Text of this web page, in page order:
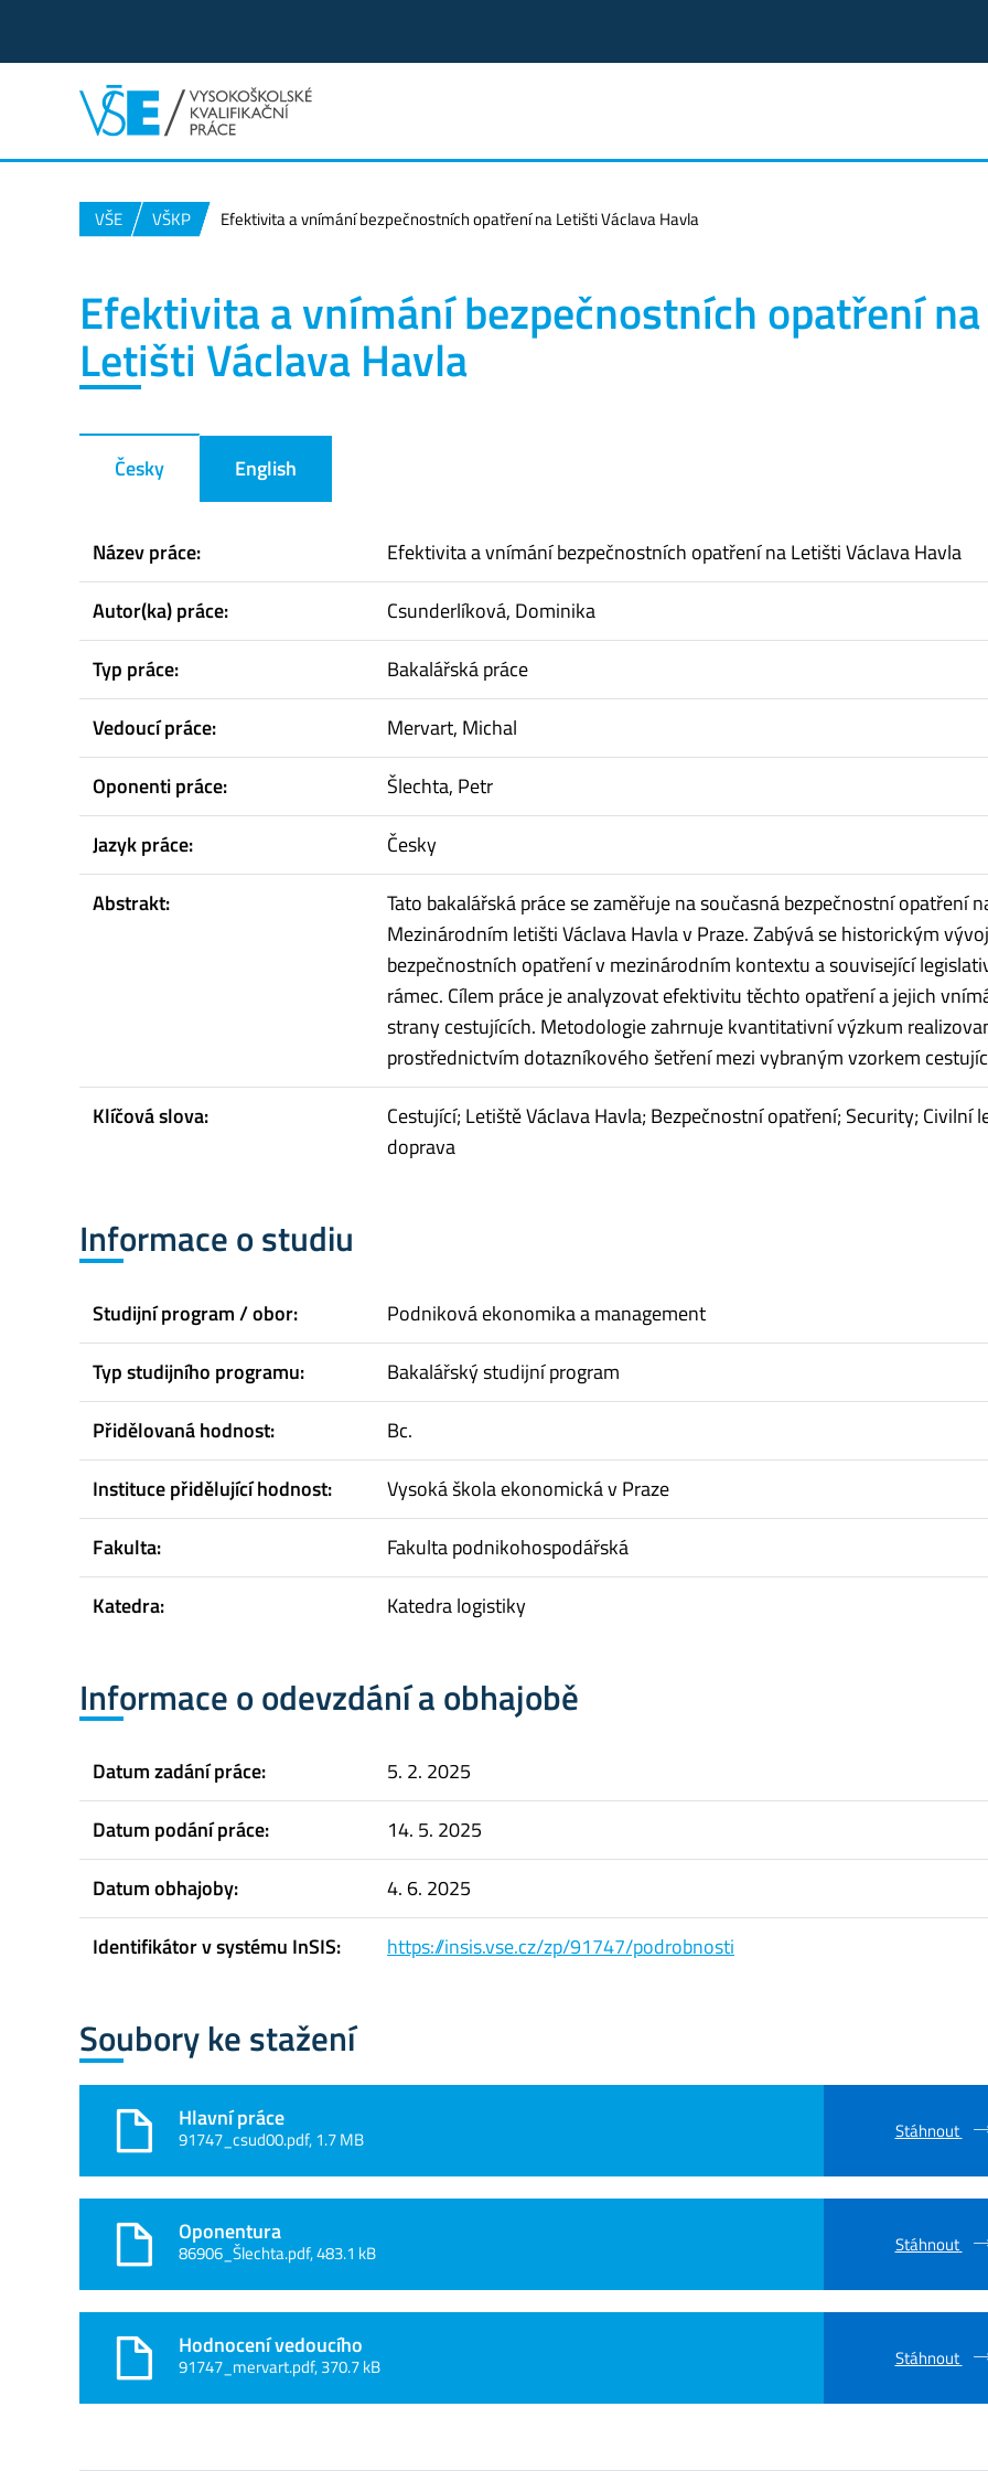
VŠE VŠKP Efektivita a vnímání bezpečnostních opatření na Letišti Václava Havla
Efektivita a vnímání bezpečnostních opatření na
Letišti Václava Havla
Česky English
Název práce:
Efektivita a vnímání bezpečnostních opatření na Letišti Václava Havla
Autor(ka) práce:
Csunderlíková, Dominika
Typ práce:
Bakalářská práce
Vedoucí práce:
Mervart, Michal
Oponenti práce:
Šlechta, Petr
Jazyk práce:
Česky
Abstrakt:
Tato bakalářská práce se zaměřuje na současná bezpečnostní opatření
Mezinárodním letišti Václava Havla v Praze. Zabývá se historickým
bezpečnostních opatření v mezinárodním kontextu a související
rámec. Cílem práce je analyzovat efektivitu těchto opatření a jejich
strany cestujících. Metodologie zahrnuje kvantitativní výzkum
prostřednictvím dotazníkového šetření mezi vybraným vzorkem
Klíčová slova:
Cestující; Letiště Václava Havla; Bezpečnostní opatření; Security; Civilní
doprava
Informace o studiu
Studijní program / obor:
Podniková ekonomika a management
Typ studijního programu:
Bakalářský studijní program
Přidělovaná hodnost:
Bc.
Instituce přidělující hodnost:
Vysoká škola ekonomická v Praze
Fakulta:
Fakulta podnikohospodářská
Katedra:
Katedra logistiky
Informace o odevzdání a obhajobě
Datum zadání práce:
5. 2. 2025
Datum podání práce:
14. 5. 2025
Datum obhajoby:
4. 6. 2025
Identifikátor v systému InSIS:
https://insis.vse.cz/zp/91747/podrobnosti
Soubory ke stažení
Hlavní práce
91747_csud00.pdf, 1.7 MB Stáhnout
Oponentura
86906_Šlechta.pdf, 483.1 kB Stáhnout
Hodnocení vedoucího
91747_mervart.pdf, 370.7 kB Stáhnout